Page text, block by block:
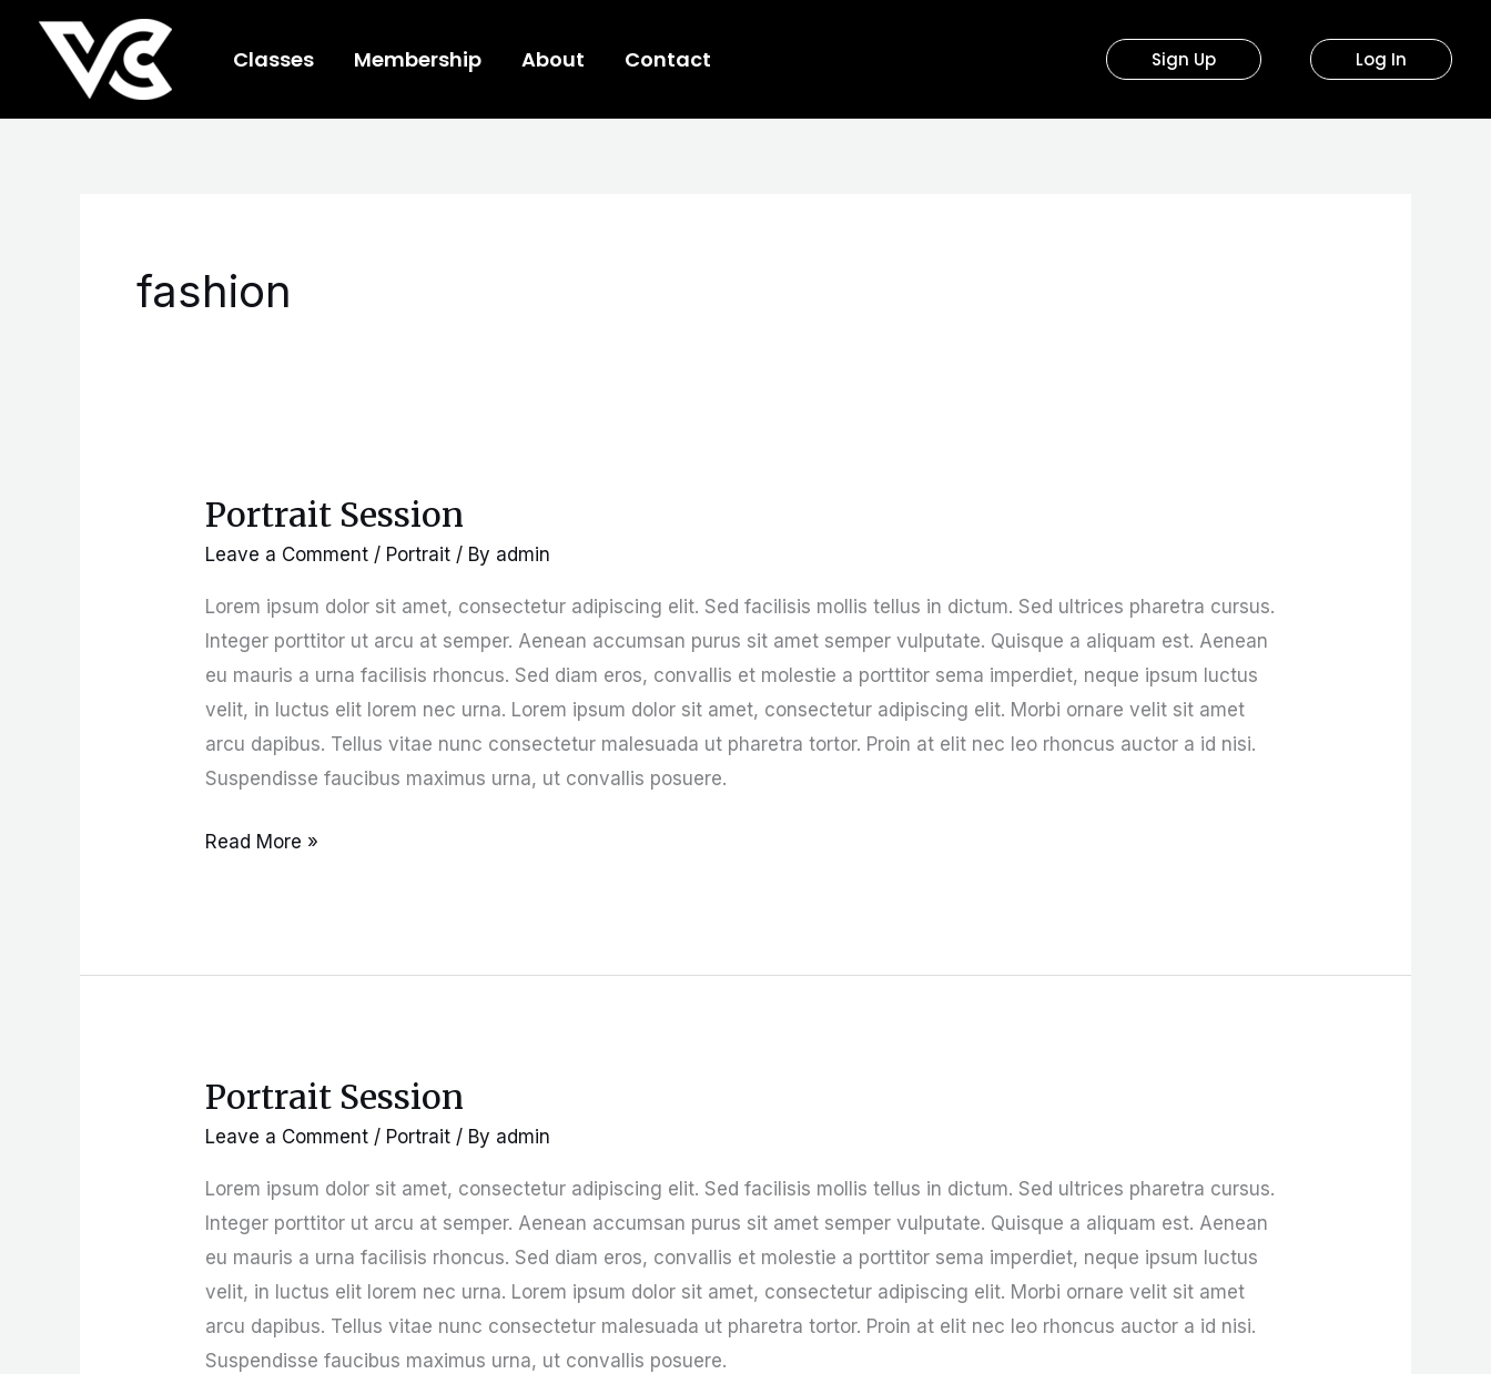
Classes Membership About Contact Sign Up Log In
fashion
Portrait Session
Leave a Comment / Portrait / By admin
Lorem ipsum dolor sit amet, consectetur adipiscing elit. Sed facilisis mollis tellus in dictum. Sed ultrices pharetra cursus.
Integer porttitor ut arcu at semper. Aenean accumsan purus sit amet semper vulputate. Quisque a aliquam est. Aenean
eu mauris a urna facilisis rhoncus. Sed diam eros, convallis et molestie a porttitor sema imperdiet, neque ipsum luctus
velit, in luctus elit lorem nec urna. Lorem ipsum dolor sit amet, consectetur adipiscing elit. Morbi ornare velit sit amet
arcu dapibus. Tellus vitae nunc consectetur malesuada ut pharetra tortor. Proin at elit nec leo rhoncus auctor a id nisi.
Suspendisse faucibus maximus urna, ut convallis posuere.
Portrait
Session
Read More »
Portrait Session
Leave a Comment / Portrait / By admin
Lorem ipsum dolor sit amet, consectetur adipiscing elit. Sed facilisis mollis tellus in dictum. Sed ultrices pharetra cursus.
Integer porttitor ut arcu at semper. Aenean accumsan purus sit amet semper vulputate. Quisque a aliquam est. Aenean
eu mauris a urna facilisis rhoncus. Sed diam eros, convallis et molestie a porttitor sema imperdiet, neque ipsum luctus
velit, in luctus elit lorem nec urna. Lorem ipsum dolor sit amet, consectetur adipiscing elit. Morbi ornare velit sit amet
arcu dapibus. Tellus vitae nunc consectetur malesuada ut pharetra tortor. Proin at elit nec leo rhoncus auctor a id nisi.
Suspendisse faucibus maximus urna, ut convallis posuere.
Portrait
Session